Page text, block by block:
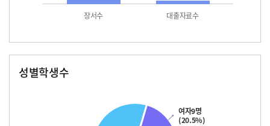
장서수 대출자료수
성별학생수
여자9명
(20.5%)